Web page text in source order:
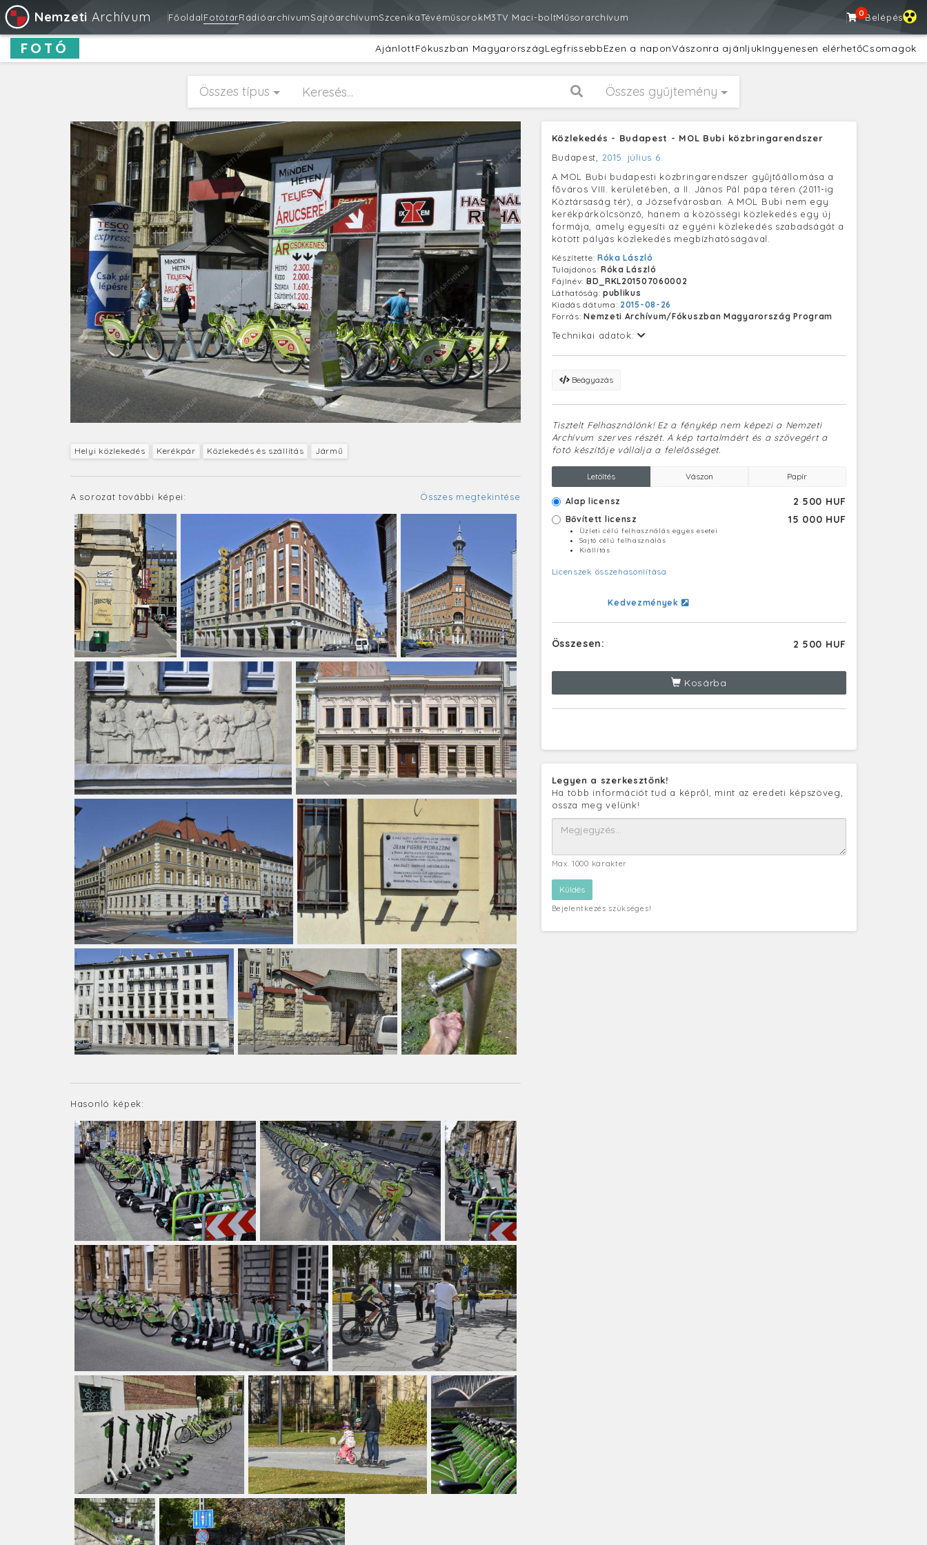
Nemzeti Archívum FőoldalFotótárRádióarchívumSajtóarchívumSzcenikaTévéműsorokM3TV Maci-boltMűsorarchívum 0Belépés
FOTÓ AjánlottFókuszban MagyarországLegfrissebbEzen a naponVászonra ajánljukIngyenesen elérhetőCsomagok
Összes típus Összes gyűjtemény
Helyi közlekedés Kerékpár Közlekedés és szállítás Jármű
A sorozat további képei: Összes megtekintése
Hasonló képek:
Közlekedés - Budapest - MOL Bubi közbringarendszer
Budapest, 2015. július 6.
A MOL Bubi budapesti közbringarendszer gyűjtőállomása a
főváros VIII. kerületében, a II. János Pál pápa téren (2011-ig
Köztársaság tér), a Józsefvárosban. A MOL Bubi nem egy
kerékpárkölcsönző, hanem a közösségi közlekedés egy új
formája, amely egyesíti az egyéni közlekedés szabadságát a
kötött pályás közlekedés megbízhatóságával.
Készítette: Róka László
Tulajdonos: Róka László
Fájlnév: BD_RKL201507060002
Láthatóság: publikus
Kiadás dátuma: 2015-08-26
Forrás:Nemzeti Archívum/Fókuszban Magyarország Program
Technikai adatok:
Beágyazás
Tisztelt Felhasználónk! Ez a fénykép nem képezi a Nemzeti
Archívum szerves részét. A kép tartalmáért és a szövegért a
fotó készítője vállalja a felelősséget.
Letöltés Vászon Papír
Alap licensz 2 500 HUF
Bővített licensz 15 000 HUF
Üzleti célú felhasználás egyes esetei
Sajtó célú felhasználás
Kiállítás
Licenszek összehasonlítása
Kedvezmények
Összesen: 2 500 HUF
Kosárba
Legyen a szerkesztőnk!
Ha több információt tud a képről, mint az eredeti képszöveg,
ossza meg velünk!
Max. 1000 karakter
Bejelentkezés szükséges!